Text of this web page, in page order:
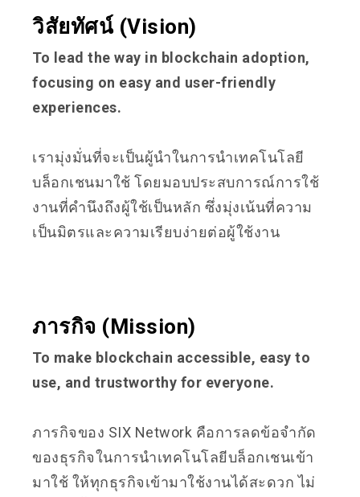
วิสัยทัศน์ (Vision)
To lead the way in blockchain adoption,
focusing on easy and user-friendly
experiences.
เรามุ่งมั่นที่จะเป็นผู้นำในการนำเทคโนโลยี
บล็อกเชนมาใช้ โดยมอบประสบการณ์การใช้
งานที่คำนึงถึงผู้ใช้เป็นหลัก ซึ่งมุ่งเน้นที่ความ
เป็นมิตรและความเรียบง่ายต่อผู้ใช้งาน
ภารกิจ (Mission)
To make blockchain accessible, easy to
use, and trustworthy for everyone.
ภารกิจของ SIX Network คือการลดข้อจำกัด
ของธุรกิจในการนำเทคโนโลยีบล็อกเชนเข้า
มาใช้ ให้ทุกธุรกิจเข้ามาใช้งานได้สะดวก ไม่